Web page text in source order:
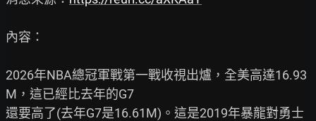
內容：
2026年NBA總冠軍戰第一戰收視出爐，全美高達16.93
M，這已經比去年的G7
還要高了(去年G7是16.61M)。這是2019年暴龍對勇士